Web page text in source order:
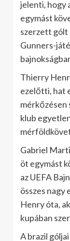
jelenti, hogy
egymást
szerzett gólt
Gunners-
Thierry
ezelőtti, hat
mérkőzésen
klub
Gabriel
öt egymást
az UEFA
összes nagy
Henry óta,
kupában
A brazil